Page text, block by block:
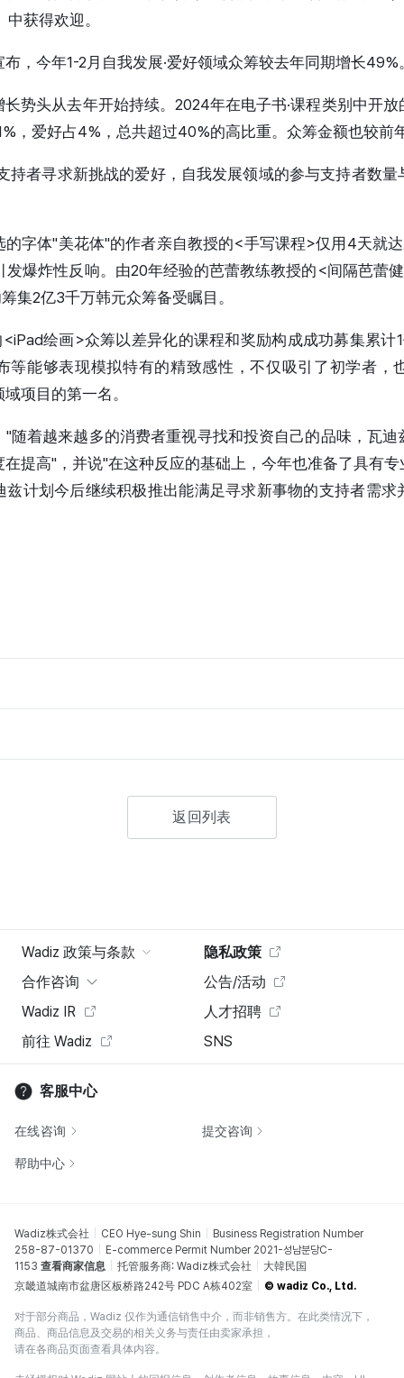
获得欢迎。
，今年1-2月自我发展·爱好领域众筹较去年同期增长49%
势头从去年开始持续。2024年在电子书·课程类别中开
，爱好占4%，总共超过40%的高比重。众筹金额也较前
持者寻求新挑战的爱好，自我发展领域的参与支持者数
的字体"美花体"的作者亲自教授的<手写课程>仅用4天就
发爆炸性反响。由20年经验的芭蕾教练教授的<间隔芭蕾
集2亿3千万韩元众筹备受瞩目。
绘画>众筹以差异化的课程和奖励构成成功募集累计
等能够表现模拟特有的精致感性，不仅吸引了初学者，
项目的第一名。
随着越来越多的消费者重视寻找和投资自己的品味，瓦
提高"，并说"在这种反应的基础上，今年也准备了具有
兹计划今后继续积极推出能满足寻求新事物的支持者需求
返回列表
Wadiz 政策与条款
隐私政策
合作咨询
公告/活动
Wadiz IR
人才招聘
前往 Wadiz
SNS
客服中心
在线咨询 提交咨询
帮助中心
Wadiz株式会社 CEO Hye-sung Shin
Business Registration Number
258-87-01370
E-commerce Permit Number 2021-성남분당C-
1153 查看商家信息 托管服务商: Wadiz株式会社
大韓民国
京畿道城南市盆唐区板桥路242号 PDC A栋402室
© wadiz Co., Ltd.
对于部分商品，Wadiz 仅作为通信销售中介，而非销售方。在此类情况下，
商品、商品信息及交易的相关义务与责任由卖家承担，
请在各商品页面查看具体内容。